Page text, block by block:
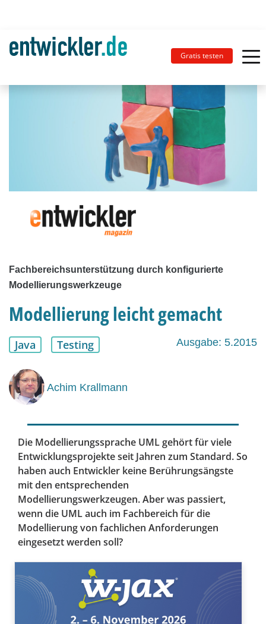
Gratis testen
Fachbereichsunterstützung durch konfigurierte
Modellierungswerkzeuge
Modellierung leicht gemacht
Java Testing Ausgabe: 5.2015
Achim Krallmann
Die Modellierungssprache UML gehört für viele
Entwicklungsprojekte seit Jahren zum Standard. So
haben auch Entwickler keine Berührungsängste
mit den entsprechenden
Modellierungswerkzeugen. Aber was passiert,
wenn die UML auch im Fachbereich für die
Modellierung von fachlichen Anforderungen
eingesetzt werden soll?